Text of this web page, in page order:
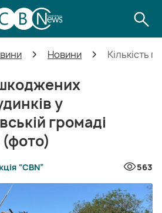
Новини Кількість
у
громаді
(фото)
“CBN” 563